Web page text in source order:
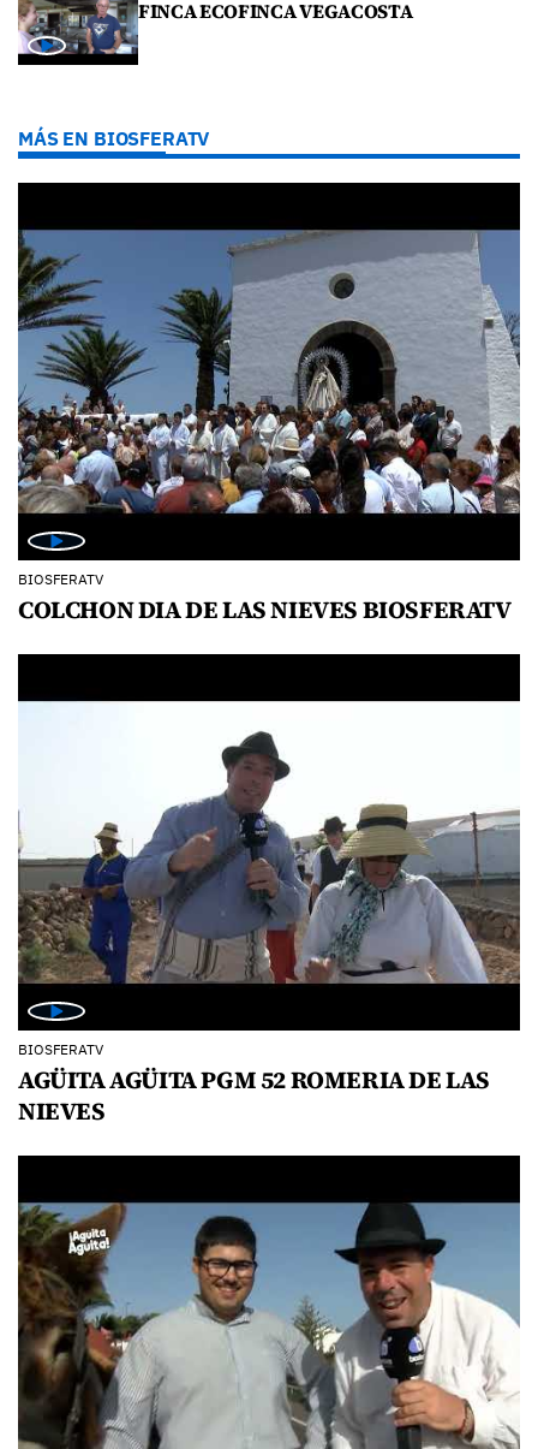
FINCA ECOFINCA VEGACOSTA
MÁS EN BIOSFERATV
BIOSFERATV
COLCHON DIA DE LAS NIEVES BIOSFERATV
BIOSFERATV
AGÜITA AGÜITA PGM 52 ROMERIA DE LAS
NIEVES